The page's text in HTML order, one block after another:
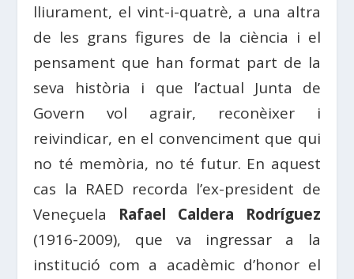
lliurament, el vint-i-quatrè, a una altra
de les grans figures de la ciència i el
pensament que han format part de la
seva història i que l’actual Junta de
Govern vol agrair, reconèixer i
reivindicar, en el convenciment que qui
no té memòria, no té futur. En aquest
cas la RAED recorda l’ex-president de
Veneçuela Rafael Caldera Rodríguez
(1916-2009), que va ingressar a la
institució com a acadèmic d’honor el